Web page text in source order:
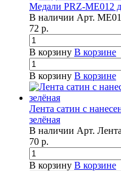
Медали PRZ-ME012
В наличии Арт.
72 р.
В корзину В корзине
В корзину В корзине
Лента сатин с
зелёная
В наличии Арт.
70 р.
В корзину В корзине